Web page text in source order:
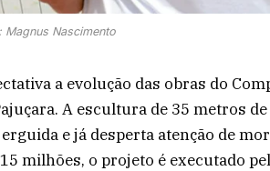
Magnus Nascimento
a evolução das obras do
A escultura de 35 metros
e já desperta atenção de
milhões, o projeto é executado